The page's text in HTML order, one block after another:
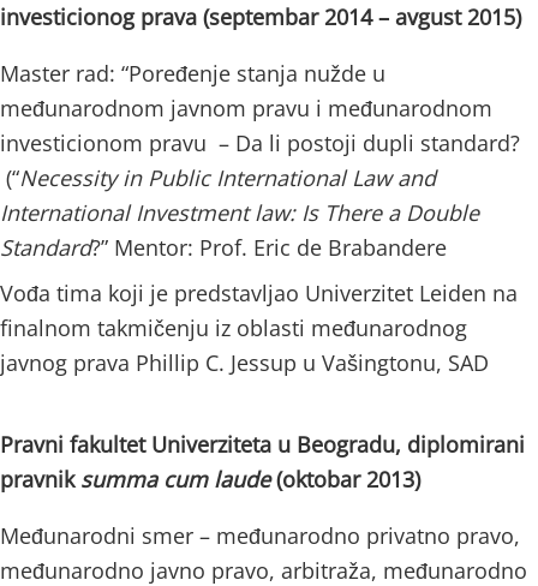
investicionog prava (septembar 2014 – avgust 2015)
Master rad: “Poređenje stanja nužde u
međunarodnom javnom pravu i međunarodnom
investicionom pravu – Da li postoji dupli standard?
(“Necessity in Public International Law and
International Investment law: Is There a Double
Standard?” Mentor: Prof. Eric de Brabandere
Vođa tima koji je predstavljao Univerzitet Leiden na
finalnom takmičenju iz oblasti međunarodnog
javnog prava Phillip C. Jessup u Vašingtonu, SAD
Pravni fakultet Univerziteta u Beogradu, diplomirani
pravnik summa cum laude(oktobar 2013)
Međunarodni smer – međunarodno privatno pravo,
međunarodno javno pravo, arbitraža, međunarodno